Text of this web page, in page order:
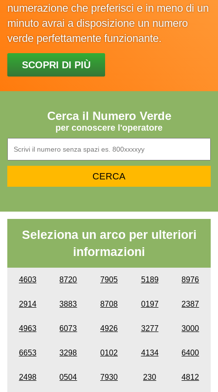
numerazione che preferisci e in meno di un
minuto avrai a disposizione un numero
verde perfettamente funzionante.
SCOPRI DI PIÙ
Cerca il Numero Verde
per conoscere l'operatore
Seleziona un arco per ulteriori
informazioni
4603 8720 7905 5189 8976
2914 3883 8708 0197 2387
4963 6073 4926 3277 3000
6653 3298 0102 4134 6400
2498 0504 7930 230 4812